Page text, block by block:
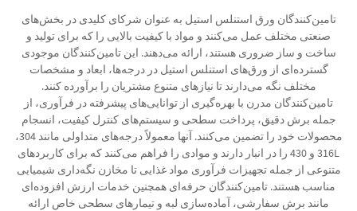
تامین‌کنندگان ورق استنلس استیل به عنوان شرکای کلیدی در بخش‌های
صنعتی مختلف عمل می‌کنند و مواد با کیفیت بالایی را که برای تولید و
ساخت و ساز ضروری هستند، ارائه می‌دهند. این تامین‌کنندگان موجودی
گسترده‌ای از ورق‌های استنلس استیل در درجه‌ها، ابعاد و مشخصات
مختلف نگه می‌دارند تا نیازهای متنوع مشتریان را برآورده کنند.
تامین‌کنندگان مدرن با بهره‌گیری از توانایی‌های پیشرفته در فرآوری، از
جمله برش دقیق، پرداخت سطحی و سیستم‌های کنترل کیفیت، انسجام
محصولات خود را تضمین می‌کنند. آنها معمولاً درجه‌های متداولی مانند 304،
316L و 430 را در انبار دارند و موادی را فراهم می‌کنند که برای کاربردهای
متنوعی از جمله تجهیزات فرآوری مواد غذایی تا مخازن نگه‌داری شیمیایی
مناسب هستند. تامین‌کنندگان حرفه‌ای همچنین خدمات ارزش افزوده‌ای
مانند برش سفارشی، آماده‌سازی لبه و تیمارهای سطحی خاص ارائه